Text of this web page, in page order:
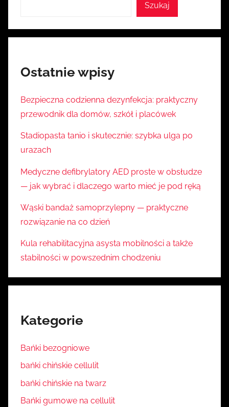
Szukaj
Ostatnie wpisy
Bezpieczna codzienna dezynfekcja: praktyczny
przewodnik dla domów, szkół i placówek
Stadiopasta tanio i skutecznie: szybka ulga po
urazach
Medyczne defibrylatory AED proste w obsłudze
— jak wybrać i dlaczego warto mieć je pod ręką
Wąski bandaż samoprzylepny — praktyczne
rozwiązanie na co dzień
Kula rehabilitacyjna asysta mobilności a także
stabilności w powszednim chodzeniu
Kategorie
Bańki bezogniowe
bańki chińskie cellulit
bańki chińskie na twarz
Bańki gumowe na cellulit